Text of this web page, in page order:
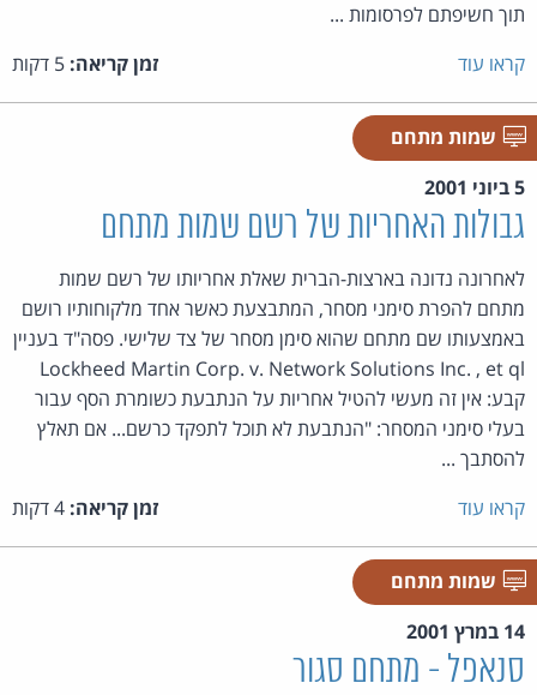
תוך חשיפתם לפרסומות ...
קראו עוד
זמן קריאה:
שמות מתחם
5 ביוני 2001
גבולות האחריות של רשם שמות מתחם
לאחרונה נדונה בארצות-הברית שאלת אחריותו של רשם שמות
מתחם להפרת סימני מסחר, המתבצעת כאשר אחד מלקוחותיו רושם
באמצעותו שם מתחם שהוא סימן מסחר של צד שלישי. פסה"ד בעניין
Lockheed Martin Corp. v. Network Solutions Inc. , et ql
קבע: אין זה מעשי להטיל אחריות על הנתבעת כשומרת הסף עבור
בעלי סימני המסחר: "הנתבעת לא תוכל לתפקד כרשם... אם תאלץ
להסתבך ...
קראו עוד
זמן קריאה:
שמות מתחם
14 במרץ 2001
סנאפל - מתחם סגור